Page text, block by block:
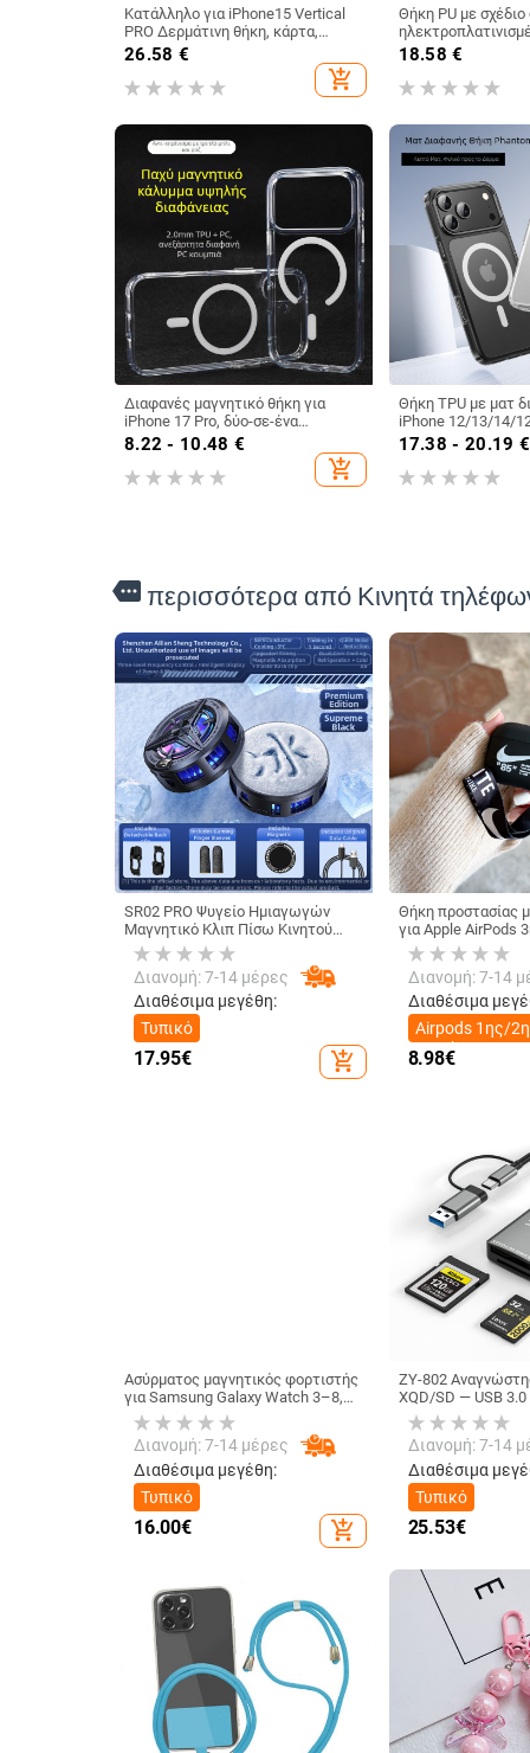
Κατάλληλο για iPhone15 Vertical
PRO Δερμάτινη θήκη, κάρτα,
ύφασμα Oxford, νάιλον, ζώνη,
τσάντα μέσης κινητού τηλεφώνου
26.58 €
add_shopping_cart
Θήκη PU με σχέδιο
για iPhone 12/13 —
ρετρό στυλ,
ανθεκτική σε
18.58 €
Διαφανές μαγνητικό θήκη για
iPhone 17 Pro, δύο-σε-ένα
προστατευτικό κάλυμμα με
παχύτερο πλαίσιο και μεγάλο
άνοιγμα
8.22 - 10.48 €
add_shopping_cart
Θήκη TPU με ματ
iPhone 12/13/14/12
στις πτώσεις με
αερόσακο και
17.38 - 20.19 €
more περισσότερα από Κινητά
SR02 PRO Ψυγείο Ημιαγωγών
Μαγνητικό Κλιπ Πίσω Κινητού
Τηλεφώνου Ψυγείο Ζωντανού
Παιχνιδιού Ψηφιακή Οθόνη Άμεση
Προμήθεια Εργοστασίου
Διανομή: 7-14 μέρες
Διαθέσιμα μεγέθη:
Τυπικό
17.95€ add_shopping_cart
Θήκη προστασίας
για Apple AirPods
γενιάς
Διανομή: 7-14
Διαθέσιμα
Airpods 1ης/
γενιάς
8.98€
Ασύρματος μαγνητικός φορτιστής
για Samsung Galaxy Watch 3–8,
Active 1/2 • QC2.0 • Μαγνητική
φόρτιση • 3W / 1A
Διανομή: 7-14 μέρες
Διαθέσιμα μεγέθη:
Τυπικό
16.00€ add_shopping_cart
ZY-802
XQD/SD — USB
ταχύτητας, διπλής
Type-C και USB,
+ ABS
Διανομή: 7-14
Διαθέσιμα
Τυπικό
25.53€